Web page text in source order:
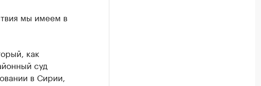
мы имеем в
как
суд
в Сирии,